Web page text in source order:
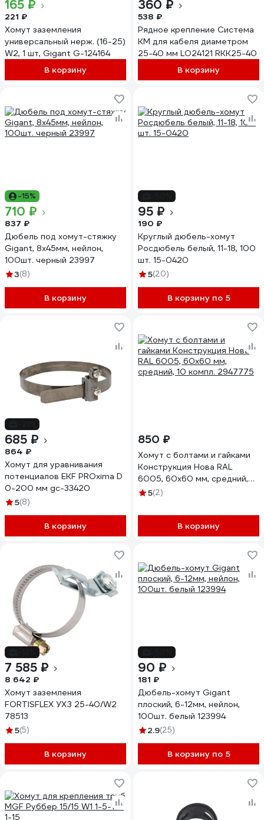
165 ₽
221 ₽
Хомут заземления
универсальный нерж. (16-25)
W2, 1 шт, Gigant G-124164
В корзину
360 ₽
538 ₽
Рядное крепление Система
КМ для кабеля диаметром
25-40 мм LO24121 RKK25-40
В корзину
-15%
710 ₽
837 ₽
Дюбель под хомут-стяжку
Gigant, 8x45мм, нейлон,
100шт. черный 23997
3(8)
В корзину
95 ₽
190 ₽
Круглый дюбель-хомут
Росдюбель белый, 11-18, 100
шт. 15-0420
5(20)
В корзину по 5
685 ₽
864 ₽
Хомут для уравнивания
потенциалов EKF PROxima D
0-200 мм gc-33420
5(8)
В корзину
850 ₽
Хомут с болтами и гайками
Конструкция Нова RAL
6005, 60x60 мм, средний,
10 компл. 2947775
5(2)
В корзину
7 585 ₽
8 642 ₽
Хомут заземления
FORTISFLEX УХЗ 25-40/W2
78513
5(5)
В корзину
90 ₽
181 ₽
Дюбель-хомут Gigant
плоский, 6-12мм, нейлон,
100шт. белый 123994
2.9(25)
В корзину по 5